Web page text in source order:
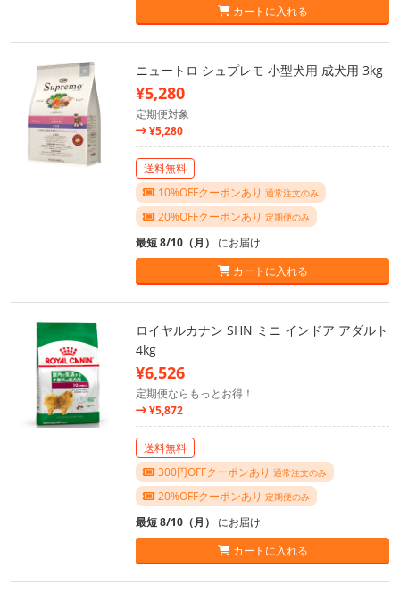
カートに入れる
ニュートロ シュプレモ 小型犬用 成犬用 3kg
¥5,280
定期便対象
¥5,280
送料無料
10%OFFクーポンあり 通常注文のみ
20%OFFクーポンあり 定期便のみ
最短 8/10（月） にお届け
カートに入れる
ロイヤルカナン SHN ミニ インドア アダルト
4kg
¥6,526
定期便ならもっとお得！
¥5,872
送料無料
300円OFFクーポンあり 通常注文のみ
20%OFFクーポンあり 定期便のみ
最短 8/10（月） にお届け
カートに入れる